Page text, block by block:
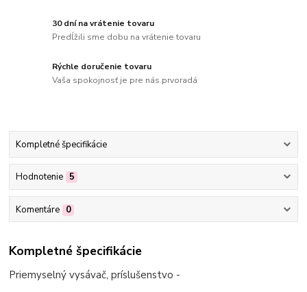
30 dní na vrátenie tovaru
Predĺžili sme dobu na vrátenie tovaru
Rýchle doručenie tovaru
Vaša spokojnosť je pre nás prvoradá
Kompletné špecifikácie
Hodnotenie 5
Komentáre 0
Kompletné špecifikácie
Priemyselný vysávač, príslušenstvo -